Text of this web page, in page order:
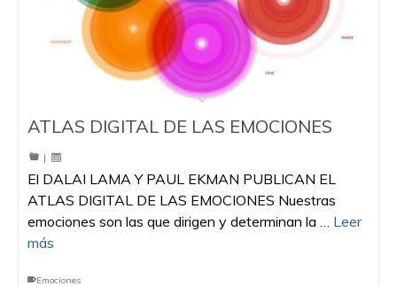
ATLAS DIGITAL DE LAS EMOCIONES
|
El DALAI LAMA Y PAUL EKMAN PUBLICAN EL
ATLAS DIGITAL DE LAS EMOCIONES Nuestras
emociones son las que dirigen y determinan la … Leer
más
Emociones